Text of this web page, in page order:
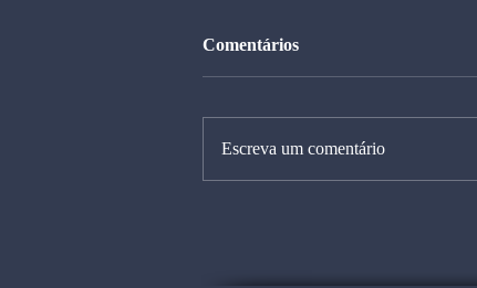
Comentários
Escreva um comentário